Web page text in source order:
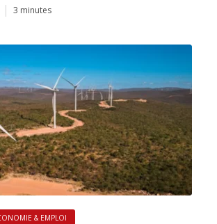
3 minutes
& EMPLOI